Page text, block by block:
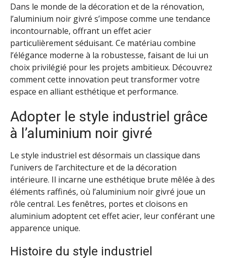
Dans le monde de la décoration et de la rénovation,
l’aluminium noir givré s’impose comme une tendance
incontournable, offrant un effet acier
particulièrement séduisant. Ce matériau combine
l’élégance moderne à la robustesse, faisant de lui un
choix privilégié pour les projets ambitieux. Découvrez
comment cette innovation peut transformer votre
espace en alliant esthétique et performance.
Adopter le style industriel grâce
à l’aluminium noir givré
Le style industriel est désormais un classique dans
l’univers de l’architecture et de la décoration
intérieure. Il incarne une esthétique brute mêlée à des
éléments raffinés, où l’aluminium noir givré joue un
rôle central. Les fenêtres, portes et cloisons en
aluminium adoptent cet effet acier, leur conférant une
apparence unique.
Histoire du style industriel